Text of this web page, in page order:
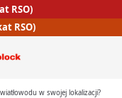
RSO)
RSO)
w swojej lokalizacji?